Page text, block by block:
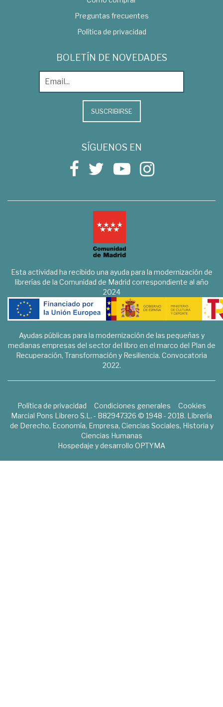
Preguntas frecuentes
Política de privacidad
BOLETÍN DE NOVEDADES
SUSCRIBIRSE
SÍGUENOS EN
Esta actividad ha recibido una ayuda para la modernización de
librerías de la Comunidad de Madrid correspondiente al año
2024
Ayudas públicas para la modernización de las pequeñas y
medianas empresas del sector del libro en el marco del Plan de
Recuperación, Transformación y Resiliencia. Convocatoria
2022.
Política de privacidad Condiciones generales
Cookies
Marcial Pons Librero S.L. - B82947326 © 1948 - 2018. Librería
de Derecho, Economía, Empresa, Ciencias Sociales, Historia y
Ciencias Humanas
Hospedaje y desarrollo OPTYMA